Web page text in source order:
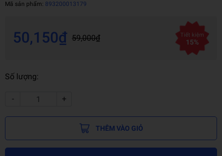
Mã sản phẩm: 893200013179
50,150₫ 59,000₫ Tiết kiệm
15%
Số lượng:
- +
THÊM VÀO GIỎ